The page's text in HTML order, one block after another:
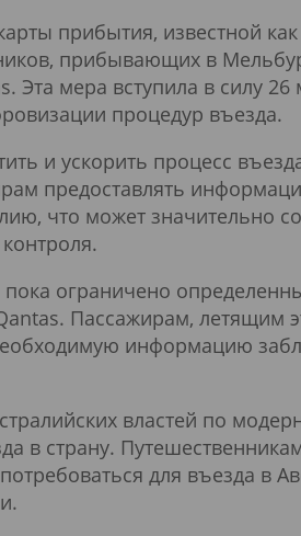
прибытия, известной
прибывающих в
мера вступила в силу 26
процедур въезда.
и ускорить процесс
предоставлять
что может значительно
ограничено
Пассажирам, летящим
информацию
властей по
в страну.
для въезда в